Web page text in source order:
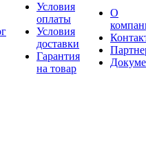
Условия
оплаты
Условия
доставки
Гарантия
на товар
О